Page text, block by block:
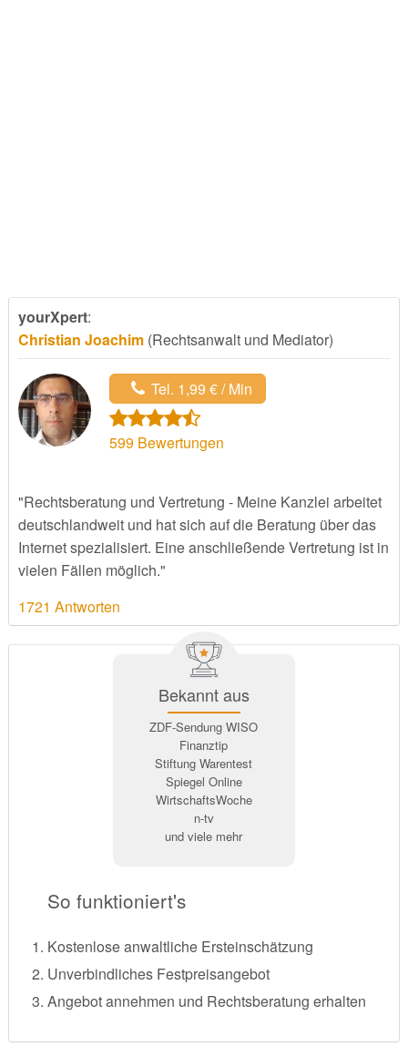
yourXpert:
Christian Joachim(Rechtsanwalt und Mediator)
Tel. 1,99 € / Min
599Bewertungen
"Rechtsberatung und Vertretung - Meine Kanzlei arbeitet
deutschlandweit und hat sich auf die Beratung über das
Internet spezialisiert. Eine anschließende Vertretung ist in
vielen Fällen möglich."
1721 Antworten
Bekannt aus
ZDF-Sendung WISO
Finanztip
Stiftung Warentest
Spiegel Online
WirtschaftsWoche
n-tv
und viele mehr
So funktioniert's
Kostenlose anwaltliche Ersteinschätzung
Unverbindliches Festpreisangebot
Angebot annehmen und Rechtsberatung erhalten